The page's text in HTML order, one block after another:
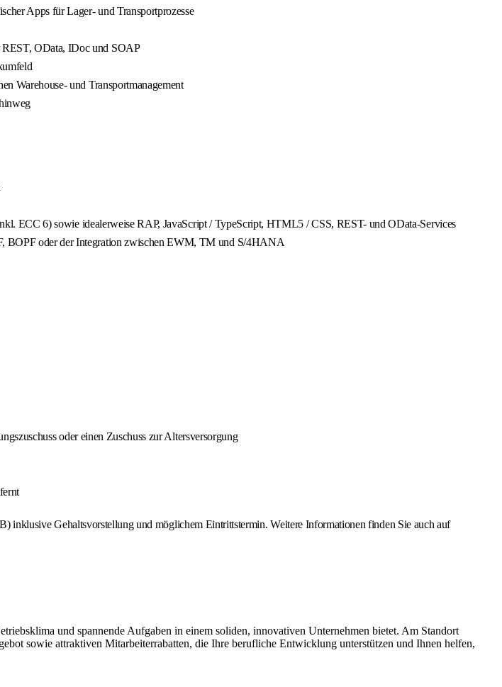
Apps für Lager- und Transportprozesse
OData, IDoc und SOAP
Warehouse- und Transportmanagement
ECC 6) sowie idealerweise RAP, JavaScript / TypeScript, HTML5 / CSS, REST- und OData-Services
BOPF oder der Integration zwischen EWM, TM und S/4HANA
oder einen Zuschuss zur Altersversorgung
Gehaltsvorstellung und möglichem Eintrittstermin. Weitere Informationen finden Sie auch auf
und spannende Aufgaben in einem soliden, innovativen Unternehmen bietet. Am Standort
sowie attraktiven Mitarbeiterrabatten, die Ihre berufliche Entwicklung unterstützen und Ihnen helfen,